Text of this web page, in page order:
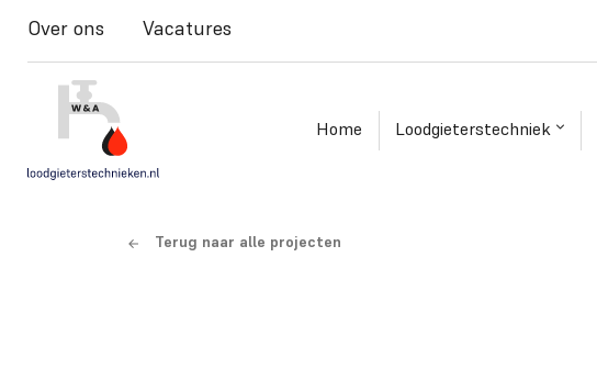
Over ons Vacatures
Home Loodgieterstechniek
Terug naar alle projecten